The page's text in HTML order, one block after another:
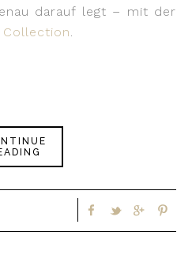
darauf legt – mit der
.